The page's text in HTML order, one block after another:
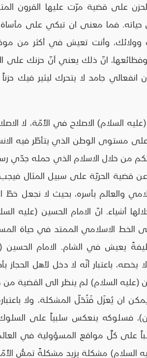
على قضية مرّت عليها القرون
حياته. فما معنى ان تبكي على
وولائك، وأنت تعيش في أكثر من
انّ ذلك يعني أنّ حزنك على
حزن انفعالي جامد لا يتحرك ليثير
السلام) الاصلاح في الأُمّة، لا
مستوى الوطن الذي يتأطّر فيه
من خلال الاسلام الذي حمله جدّي
عن قضية الحريّة على سبيل المثال
والعالم بأسره، بحيث لا نجعل خطّ
أشياء. انّ الامام الحسين (عليه
الخط الاسلامي الممتد في حياة
يعيش في الشام. الامام الحسين
يخصه، باعتبار أنّه لا دخل لأهل
(عليه السلام) لم ينظر الى القضية من
ان يُعزَل فَتُحَلّ المشكلة، ولا
فسلوكه ينعكس سلبياً على
على كلِّ مواقع المسؤولية في
السلام) مشكلة يزيد مشكلةً تمسُّ